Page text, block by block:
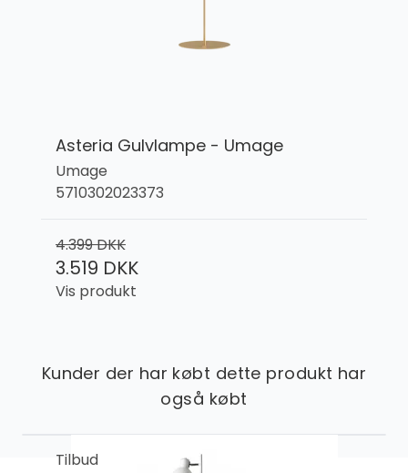
Asteria Gulvlampe - Umage
Umage
5710302023373
4.399 DKK
3.519 DKK
Vis produkt
Kunder der har købt dette produkt har
også købt
Tilbud